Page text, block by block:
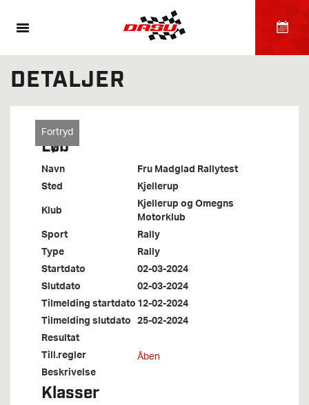
DETALJER
Løb
Fortryd
Navn
Fru Madglad Rallytest
Sted
Kjellerup
Klub
Kjellerup og Omegns
Motorklub
Sport
Rally
Type
Rally
Startdato
02-03-2024
Slutdato
02-03-2024
Tilmelding startdato12-02-2024
Tilmelding slutdato 25-02-2024
Resultat
Till.regler
Åben
Beskrivelse
Klasser